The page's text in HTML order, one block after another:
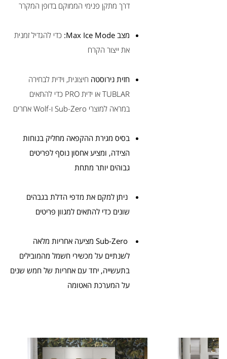
דרך מתקן פנימי הממוקם בדופן המקרר
מצב Max Ice Mode:
כדי להגדיל זמנית
את ייצור הקרח
חזית נירוסטה חיצונית, וידית לבחירה
TUBLAR או ידית PRO כדי להתאים
במראה למוצרי Sub-Zero ו-Wolf אחרים
בסיס מגירת ההקפאה מחליק בנוחות
הצידה, ומציע אחסון נוסף לפריטים
גבוהים יותר מתחת
ניתן למקם את מדפי הדלת בגבהים
שונים כדי להתאים למגוון פריטים
Sub-Zero מציעה אחריות מלאה
לשנתיים על מכשירי חשמל מהמובילים
בתעשייה, יחד עם אחריות של חמש שנים
על המערכת האטומה